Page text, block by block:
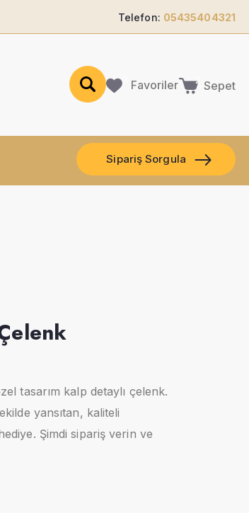
Telefon: 05435404321
Favoriler Sepet
Sipariş Sorgula
tasarım kalp detaylı çelenk.
yansıtan, kaliteli
Şimdi sipariş verin ve